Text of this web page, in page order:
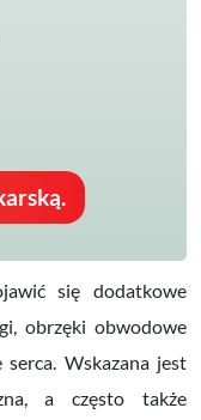
się dodatkowe
obrzęki obwodowe
serca. Wskazana jest
a często także